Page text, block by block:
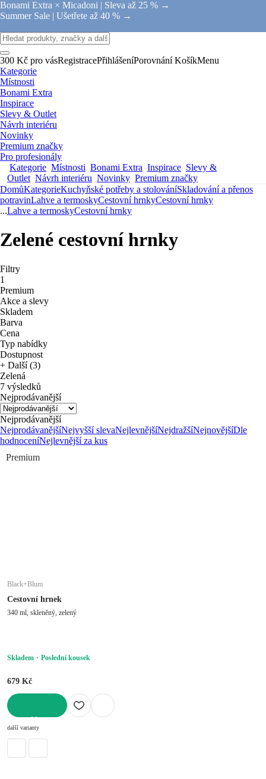
Bonami Extra × Micadoni | Sleva až 25 % →
Summer Sale | Ušetřete až 40 % →
300 Kč pro vásRegistracePřihlášeníPorovnání KošíkMenu
Kategorie
Místnosti
Bonami Extra
Inspirace
Slevy & Outlet
Návrh interiéru
Novinky
Premium značky
Pro profesionály
Kategorie Místnosti Bonami Extra Inspirace Slevy &
Outlet Návrh interiéru Novinky Premium značky
DomůKategorieKuchyňské potřeby a stolováníSkladování a přenos
potravinLahve a termoskyCestovní hrnkyCestovní hrnky
...Lahve a termoskyCestovní hrnky
Zelené cestovní hrnky
Filtry
1
Premium
Akce a slevy
Skladem
Barva
Cena
Typ nabídky
Dostupnost
+ Další (3)
Zelená
7 výsledků
Nejprodávanější
Nejprodávanější
NejprodávanějšíNejvyšší slevaNejlevnějšíNejdražšíNejnovějšíDle
hodnoceníNejlevnější za kus
Premium
Black+Blum
Cestovní hrnek
340 ml, skleněný, zelený
Skladem Poslední kousek
679 Kč
další varianty